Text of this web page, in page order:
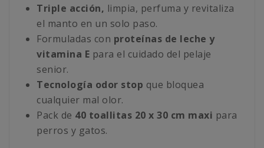
Triple acción, limpia, perfuma y revitaliza
el manto en un solo paso.
Formuladas con proteínas de leche y
vitamina E para el cuidado del pelaje
senior.
Tecnología odor stop que bloquea
cualquier mal olor.
Pack de 40 toallitas 20 x 30 cm maxi para
perros y gatos.